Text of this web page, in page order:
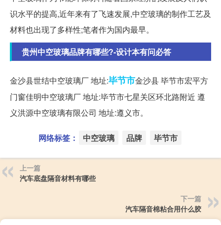
识水平的提高,近年来有了飞速发展,中空玻璃的制作工艺及
材料也出现了多样性;笔者作为国内最早。
贵州中空玻璃品牌有哪些?-设计本有问必答
金沙县世结中空玻璃厂 地址:毕节市金沙县 毕节市宏平方
门窗佳明中空玻璃厂 地址:毕节市七星关区环北路附近 遵
义洪源中空玻璃有限公司 地址:遵义市。
网络标签： 中空玻璃 品牌 毕节市
上一篇
汽车底盘隔音材料有哪些
下一篇
汽车隔音棉粘合用什么胶